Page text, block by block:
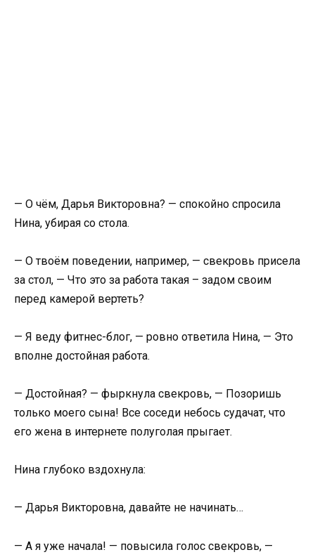
— О чём, Дарья Викторовна? — спокойно спросила
Нина, убирая со стола.
— О твоём поведении, например, — свекровь присела
за стол, — Что это за работа такая – задом своим
перед камерой вертеть?
— Я веду фитнес-блог, — ровно ответила Нина, — Это
вполне достойная работа.
— Достойная? — фыркнула свекровь, — Позоришь
только моего сына! Все соседи небось судачат, что
его жена в интернете полуголая прыгает.
Нина глубоко вздохнула:
— Дарья Викторовна, давайте не начинать…
— А я уже начала! — повысила голос свекровь, —